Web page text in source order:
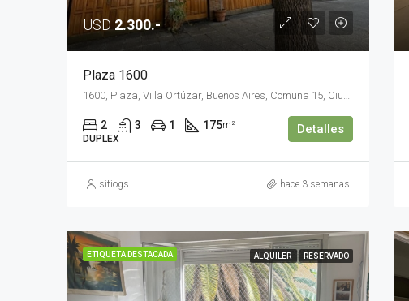
USD2.300.-
Plaza 1600
2 3 1 175m²
DUPLEX
Detalles
sitiogs hace 3 semanas
ETIQUETA DESTACADA ALQUILER RESERVADO